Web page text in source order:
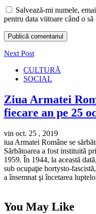
Salvează-mi numele,
pentru data viitoare când o să
Next Post
CULTURĂ
SOCIAL
Ziua Armatei
fiecare an pe 25
vin oct. 25 , 2019
iua Armatei Române se
Sărbătoarea a fost instituită
1959. În 1944, la această
sub ocupaţie hortysto-
a însemnat şi încetarea
You May Like